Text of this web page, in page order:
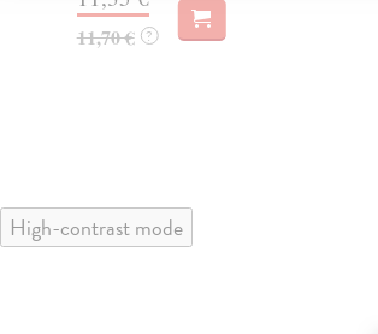
11,70 € ?
High-contrast mode